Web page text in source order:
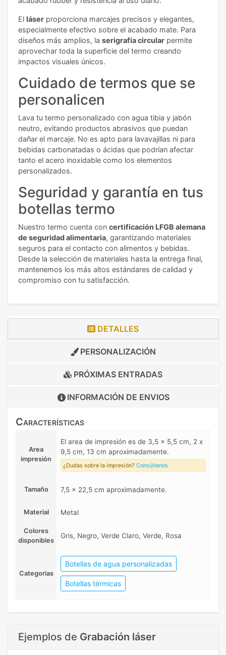
El láser proporciona marcajes precisos y elegantes,
especialmente efectivo sobre el acabado mate. Para
diseños más amplios, la serigrafía circular permite
aprovechar toda la superficie del termo creando
impactos visuales únicos.
Cuidado de termos que se
personalicen
Lava tu termo personalizado con agua tibia y jabón
neutro, evitando productos abrasivos que puedan
dañar el marcaje. No es apto para lavavajillas ni para
bebidas carbonatadas o ácidas que podrían afectar
tanto el acero inoxidable como los elementos
personalizados.
Seguridad y garantía en tus
botellas termo
Nuestro termo cuenta con certificación LFGB alemana
de seguridad alimentaria, garantizando materiales
seguros para el contacto con alimentos y bebidas.
Desde la selección de materiales hasta la entrega final,
mantenemos los más altos estándares de calidad y
compromiso con tu satisfacción.
DETALLES
PERSONALIZACIÓN
PRÓXIMAS ENTRADAS
INFORMACIÓN DE ENVIOS
Características
Area
impresión
El area de impresión es de 3,5 x 5,5 cm, 2 x
9,5 cm, 13 cm aproximadamente.
¿Dudas sobre la impresión? Consúltenos
Tamaño 7,5 x 22,5 cm aproximadamente.
Material Metal
Colores
disponibles
Gris, Negro, Verde Claro, Verde, Rosa
Categorias
Botellas de agua personalizadas
Botellas térmicas
Ejemplos de Grabación láser